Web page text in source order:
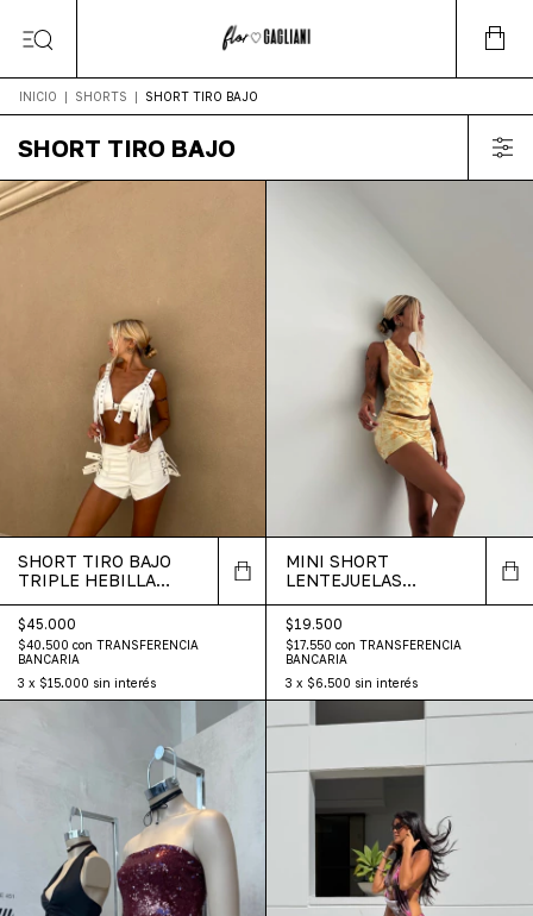
INICIO | SHORTS | SHORT TIRO BAJO
SHORT TIRO BAJO
SHORT TIRO BAJO
TRIPLE HEBILLA
$45.000
$40.500 con TRANSFERENCIA
BANCARIA
3 x $15.000 sin interés
MINI SHORT
LENTEJUELAS
$19.500
$17.550 con TRANSFERENCIA
BANCARIA
3 x $6.500 sin interés